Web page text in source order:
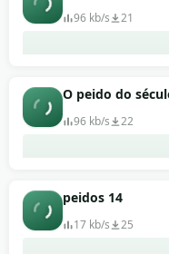
96 kb/s 21
O peido do
96 kb/s 22
peidos 14
17 kb/s 25